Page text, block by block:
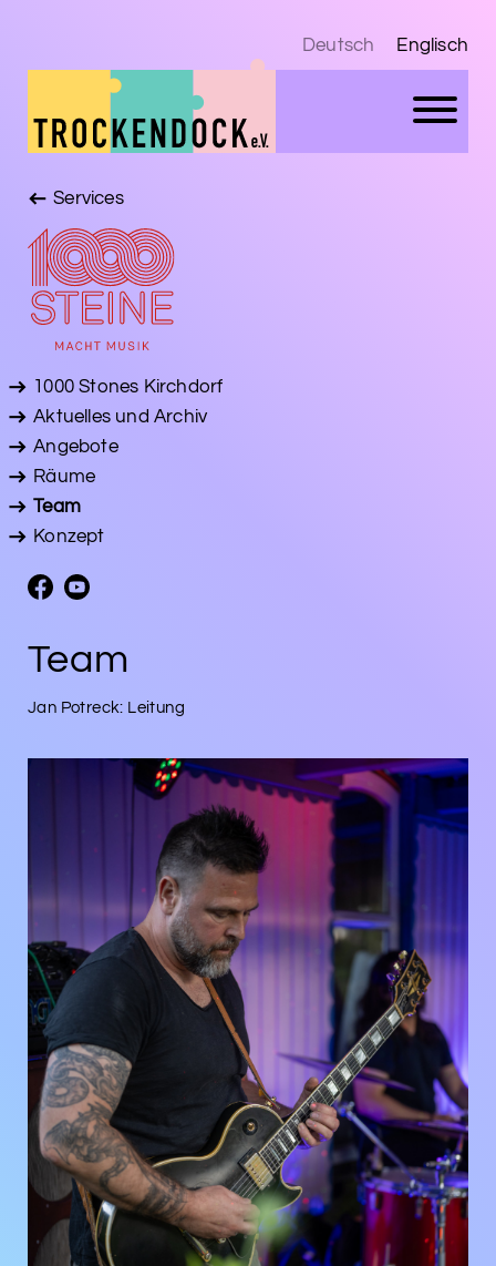
Deutsch Englisch
Services
1000 Stones Kirchdorf
Aktuelles und Archiv
Angebote
Räume
Team
Konzept
Team
Jan Potreck: Leitung